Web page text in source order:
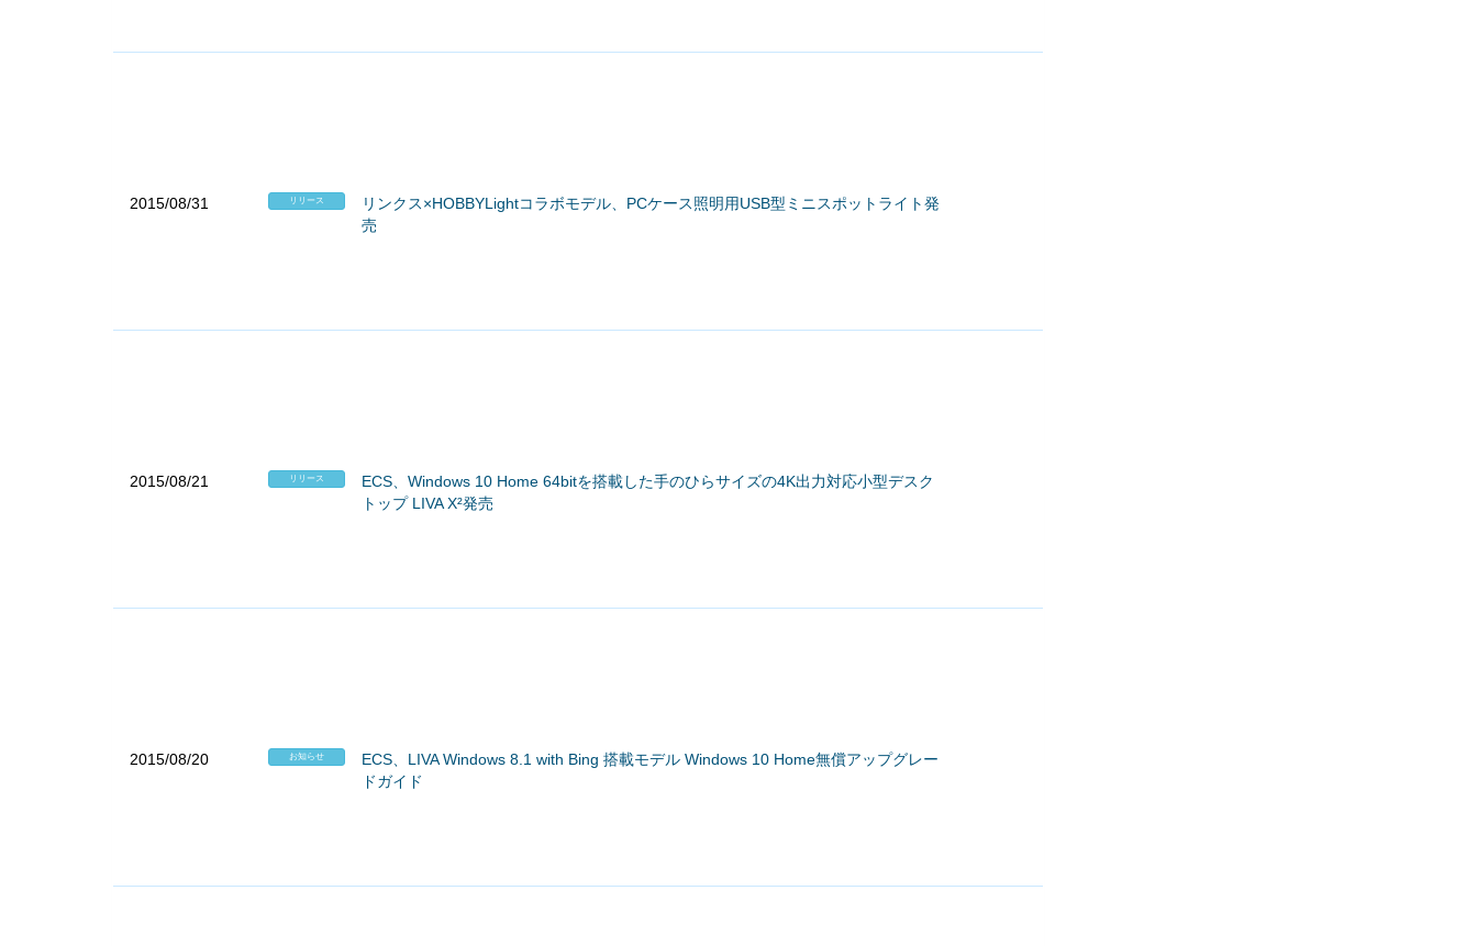
2015/08/31 リリース
リンクス×HOBBYLightコラボモデル、PCケース照明用USB型ミニスポットライト発
売
2015/08/21 リリース
ECS、Windows 10 Home 64bitを搭載した手のひらサイズの4K出力対応小型デスク
トップ LIVA X²発売
2015/08/20 お知らせ
ECS、LIVA Windows 8.1 with Bing 搭載モデル Windows 10 Home無償アップグレー
ドガイド